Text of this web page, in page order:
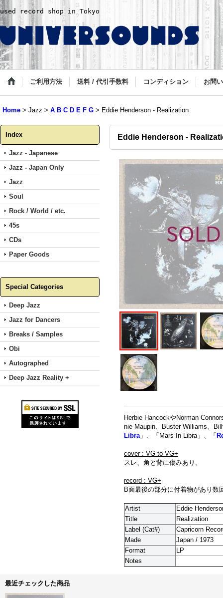
used record shop in Tokyo
ご利用方法 送料 / 代引手数料 コンディション お問
Home > Jazz > A B C D E F G > Eddie Henderson - Realization
Index
Jazz - Japanese
Jazz - Japan Only
Jazz
Soul
Rock / World / etc.
45s
CDs
Paper Goods
Special Categories
Deep Jazz
Jazz for Dancers
Breaks / Samples
Obi
Autographed
Deep Jazz Reality +
Eddie Henderson -
Herbie HancockやNorman
nie Maupin、Buster Williams、
Libra」、「Mars In Libra」、「
cover : VG to VG+
スレ、角と背に傷みあり。
record : VG+
B面最後の部分に付着物があり数
Artist
Eddie
Title
Realization
Label (Cat#)
Capricorn
Made
Japan / 1973
Format
LP
Notes
最近チェックした商品